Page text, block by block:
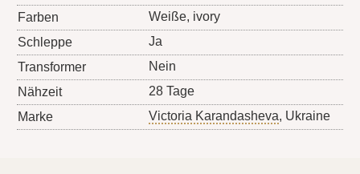
Farben
Weiße, ivory
Schleppe
Ja
Transformer
Nein
Nähzeit
28 Tage
Marke
Victoria Karandasheva, Ukraine